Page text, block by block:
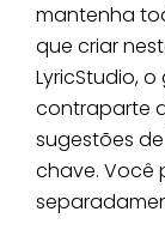
mantenha
que criar
LyricStudio,
contraparte
sugestões
chave. Você